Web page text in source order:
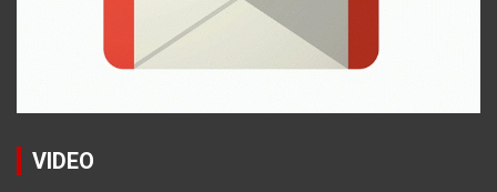
VIDEO